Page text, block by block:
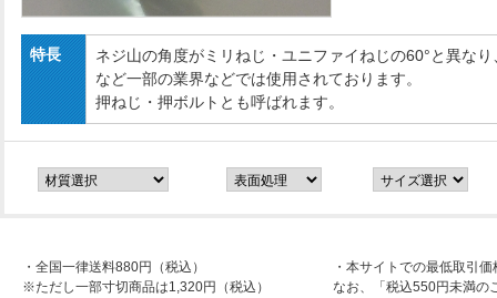
特長
ネジ山の角度がミリねじ・ユニファイねじの60°と異な
など一部の業界などでは使用されております。
押ねじ・押ボルトとも呼ばれます。
・全国一律送料880円（税込）
※ただし一部寸切商品は1,320円（税込）
・本サイトでの最低取引
なお、「税込550円未満の